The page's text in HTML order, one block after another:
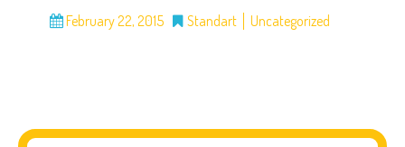
February 22, 2015 Standart Uncategorized